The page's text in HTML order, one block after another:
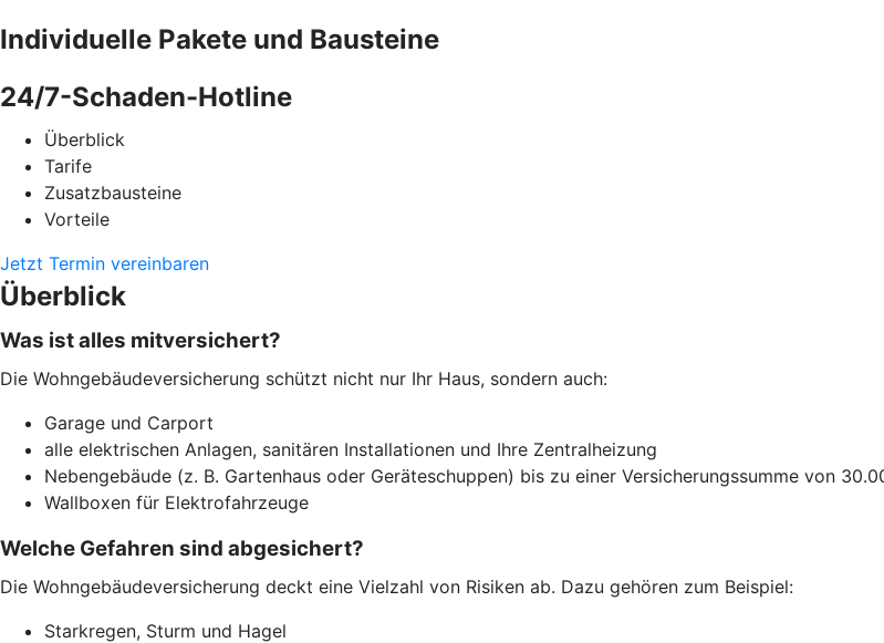
Individuelle Pakete und Bausteine
24/7-Schaden-Hotline
Überblick
Tarife
Zusatzbausteine
Vorteile
Jetzt Termin vereinbaren
Überblick
Was ist alles mitversichert?
Die Wohngebäudeversicherung schützt nicht nur Ihr Haus, sondern auch:
Garage und Carport
alle elektrischen Anlagen, sanitären Installationen und Ihre Zentralheizung
Nebengebäude (z. B. Gartenhaus oder Geräteschuppen) bis zu einer Versicherungssumme von
Wallboxen für Elektrofahrzeuge
Welche Gefahren sind abgesichert?
Die Wohngebäudeversicherung deckt eine Vielzahl von Risiken ab. Dazu gehören zum Beispiel:
Starkregen, Sturm und Hagel